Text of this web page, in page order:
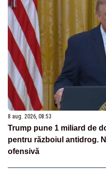
8 aug. 2026, 08:53
Trump pune 1 miliard de
pentru războiul antidrog.
ofensivă